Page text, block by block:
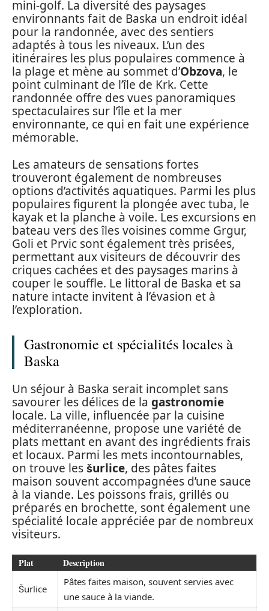
mini-golf. La diversité des paysages
environnants fait de Baska un endroit idéal
pour la randonnée, avec des sentiers
adaptés à tous les niveaux. L’un des
itinéraires les plus populaires commence à
la plage et mène au sommet d’Obzova, le
point culminant de l’île de Krk. Cette
randonnée offre des vues panoramiques
spectaculaires sur l’île et la mer
environnante, ce qui en fait une expérience
mémorable.
Les amateurs de sensations fortes
trouveront également de nombreuses
options d’activités aquatiques. Parmi les plus
populaires figurent la plongée avec tuba, le
kayak et la planche à voile. Les excursions en
bateau vers des îles voisines comme Grgur,
Goli et Prvic sont également très prisées,
permettant aux visiteurs de découvrir des
criques cachées et des paysages marins à
couper le souffle. Le littoral de Baska et sa
nature intacte invitent à l’évasion et à
l’exploration.
Gastronomie et spécialités locales à
Baska
Un séjour à Baska serait incomplet sans
savourer les délices de la gastronomie
locale. La ville, influencée par la cuisine
méditerranéenne, propose une variété de
plats mettant en avant des ingrédients frais
et locaux. Parmi les mets incontournables,
on trouve lesšurlice, des pâtes faites
maison souvent accompagnées d’une sauce
à la viande. Les poissons frais, grillés ou
préparés en brochette, sont également une
spécialité locale appréciée par de nombreux
visiteurs.
Plat Description
Šurlice
Pâtes faites maison, souvent servies avec
une sauce à la viande.